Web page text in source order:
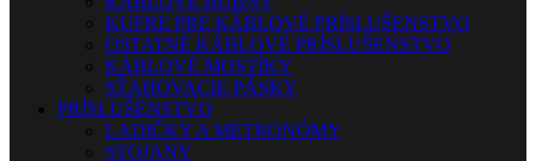
KUFRE PRE KÁBLOVÉ PRÍSLUŠENSTVO
OSTATNÉ KÁBLOVÉ PRÍSLUŠENSTVO
KÁBLOVÉ MOSTÍKY
SŤAHOVACIE PÁSKY
PRÍSLUŠENSTVO
LADIČKY A METRONÓMY
STOJANY